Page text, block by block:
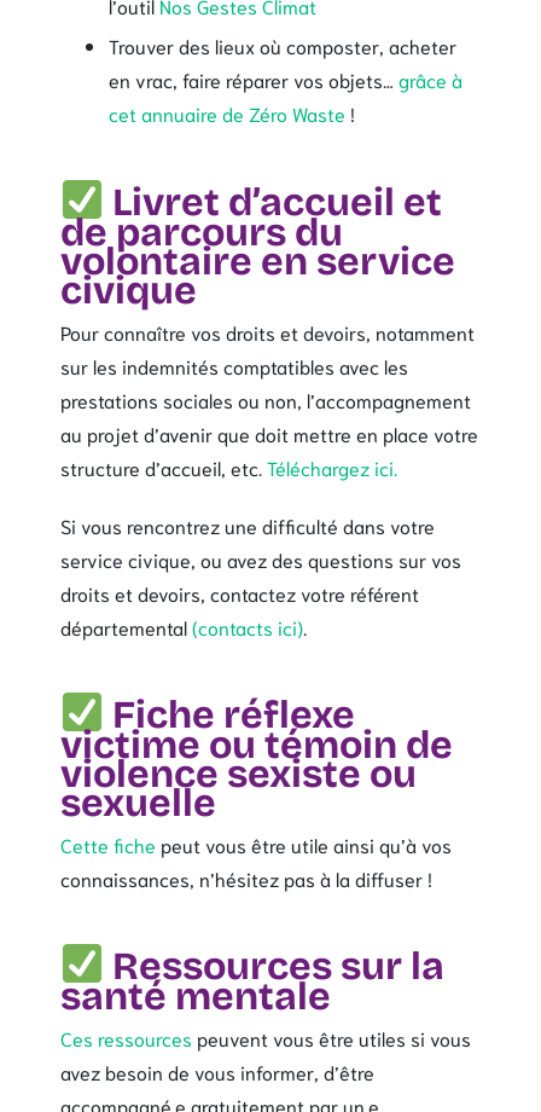
l’outilNos Gestes Climat
Trouver des lieux où composter, acheter
en vrac, faire réparer vos objets… grâce à
cet annuaire de Zéro Waste !
Livret d’accueil et
de parcours du
volontaire en service
civique
Pour connaître vos droits et devoirs, notamment
sur les indemnités comptatibles avec les
prestations sociales ou non, l’accompagnement
au projet d’avenir que doit mettre en place votre
structure d’accueil, etc. Téléchargez ici.
Si vous rencontrez une difficulté dans votre
service civique, ou avez des questions sur vos
droits et devoirs, contactez votre référent
départemental(contacts ici)
Fiche réflexe
victime ou témoin de
violence sexiste ou
sexuelle
Cette fiche peut vous être utile ainsi qu’à vos
connaissances, n’hésitez pas à la diffuser !
Ressources sur la
santé mentale
Ces ressources peuvent vous être utiles si vous
avez besoin de vous informer, d’être
accompagné.e gratuitement par un.e